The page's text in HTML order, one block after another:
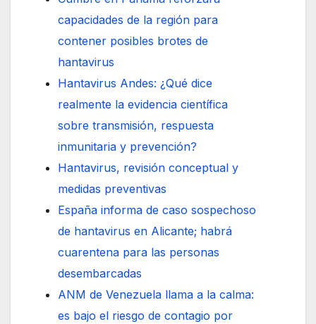
capacidades de la región para
contener posibles brotes de
hantavirus
Hantavirus Andes: ¿Qué dice
realmente la evidencia científica
sobre transmisión, respuesta
inmunitaria y prevención?
Hantavirus, revisión conceptual y
medidas preventivas
España informa de caso sospechoso
de hantavirus en Alicante; habrá
cuarentena para las personas
desembarcadas
ANM de Venezuela llama a la calma:
es bajo el riesgo de contagio por